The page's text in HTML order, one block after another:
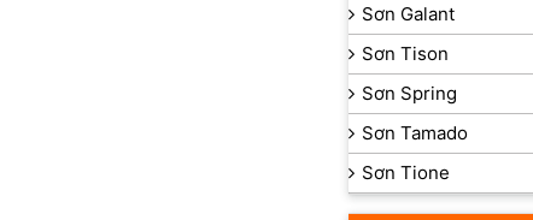
Sơn Galant
Sơn Tison
Sơn Spring
Sơn Tamado
Sơn Tione